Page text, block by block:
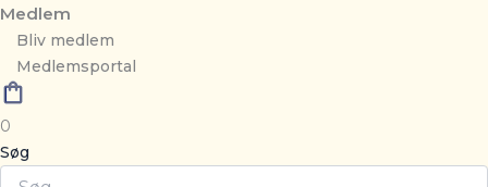
Medlem
Bliv medlem
Medlemsportal
0
Søg